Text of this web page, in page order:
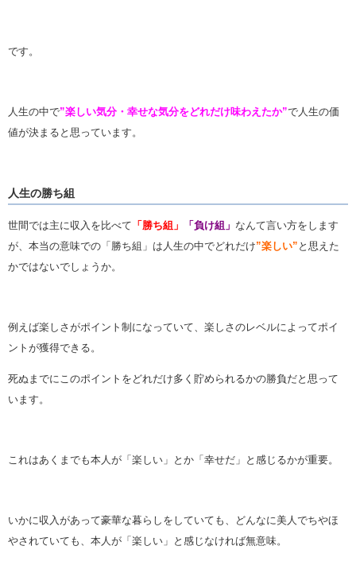
です。
人生の中で”楽しい気分・幸せな気分をどれだけ味わえたか”で人生の価
値が決まると思っています。
人生の勝ち組
世間では主に収入を比べて 「勝ち組」 「負け組」 なんて言い方をします
が、本当の意味での「勝ち組」は人生の中でどれだけ”楽しい” と思えた
かではないでしょうか。
例えば楽しさがポイント制になっていて、楽しさのレベルによってポイ
ントが獲得できる。
死ぬまでにこのポイントをどれだけ多く貯められるかの勝負だと思って
います。
これはあくまでも本人が「楽しい」とか「幸せだ」と感じるかが重要。
いかに収入があって豪華な暮らしをしていても、どんなに美人でちやほ
やされていても、本人が「楽しい」と感じなければ無意味。